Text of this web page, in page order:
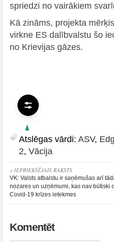
spriedzi no vairākiem
Kā zināms, projekta
virkne ES dalībvalstu šo
no Krievijas gāzes.
Atslēgas vārdi: ASV,
2, Vācija
« IEPRIEKŠĒJAIS RAKSTS
VK: Valsts atbalstu ir saņēmušas arī
nozares un uzņēmumi, kas nav būtiski
Covid-19 krīzes ietekmes
Komentēt